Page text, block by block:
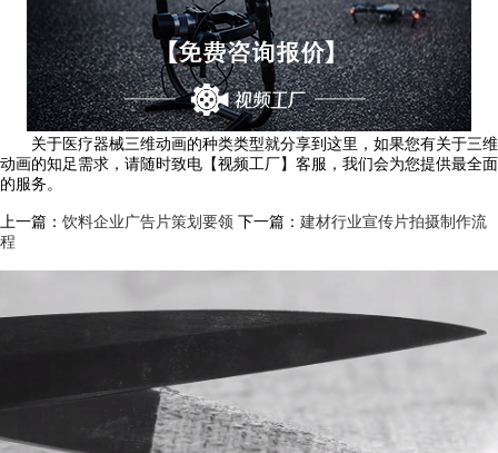
关于医疗器械三维动画的种类类型就分享到这里，如果您有关于三维
动画的知足需求，请随时致电【视频工厂】客服，我们会为您提供最全面
的服务。
上一篇： 饮料企业广告片策划要领 下一篇： 建材行业宣传片拍摄制作流
程